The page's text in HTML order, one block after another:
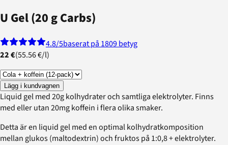
U Gel (20 g Carbs)
4.8/5baserat på 1809 betyg
22 €(55.56 €/l)
Lägg i kundvagnen
Liquid gel med 20g kolhydrater och samtliga elektrolyter. Finns
med eller utan 20mg koffein i flera olika smaker.
Detta är en liquid gel med en optimal kolhydratkomposition
mellan glukos (maltodextrin) och fruktos på 1:0,8 + elektrolyter.